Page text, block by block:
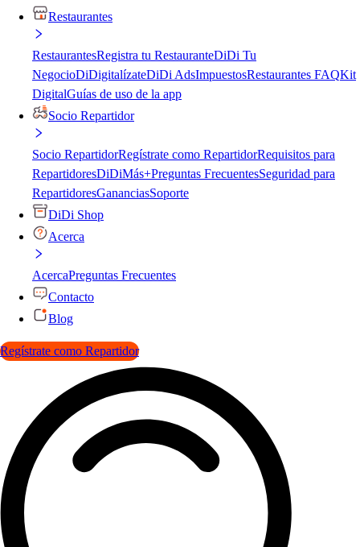
Restaurantes
RestaurantesRegistra tu RestauranteDiDi Tu
NegocioDiDigitalízateDiDi AdsImpuestosRestaurantes FAQKit
DigitalGuías de uso de la app
Socio Repartidor
Socio RepartidorRegístrate como RepartidorRequisitos para
RepartidoresDiDiMás+Preguntas FrecuentesSeguridad para
RepartidoresGananciasSoporte
DiDi Shop
Acerca
AcercaPreguntas Frecuentes
Contacto
Blog
Regístrate como Repartidor